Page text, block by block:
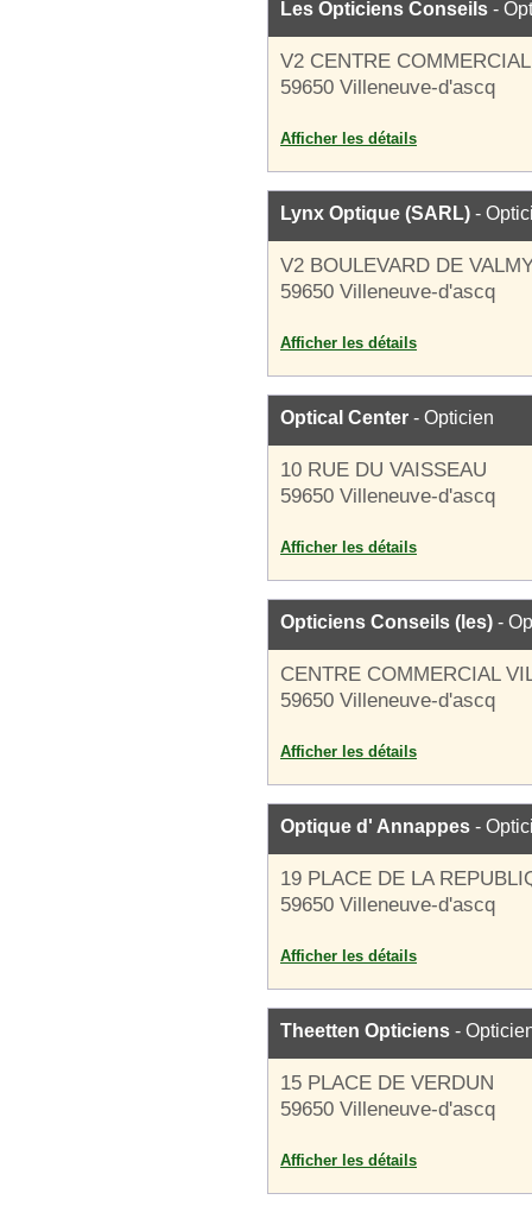
Les Opticiens Conseils -
V2 CENTRE
59650 Villeneuve-d'ascq
Afficher les détails
Lynx Optique (SARL) -
V2 BOULEVARD DE
59650 Villeneuve-d'ascq
Afficher les détails
Optical Center - Opticien
10 RUE DU VAISSEAU
59650 Villeneuve-d'ascq
Afficher les détails
Opticiens Conseils (les) -
CENTRE COMMERCIAL
59650 Villeneuve-d'ascq
Afficher les détails
Optique d' Annappes -
19 PLACE DE LA
59650 Villeneuve-d'ascq
Afficher les détails
Theetten Opticiens -
15 PLACE DE VERDUN
59650 Villeneuve-d'ascq
Afficher les détails